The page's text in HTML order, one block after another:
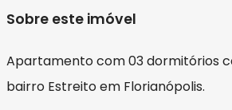
Sobre este imóvel
Apartamento com 03 dormitórios
bairro Estreito em Florianópolis.